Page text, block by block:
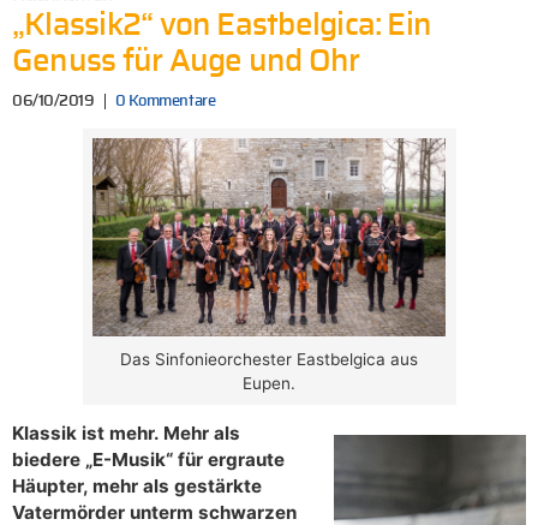
„Klassik2“ von Eastbelgica: Ein
Genuss für Auge und Ohr
06/10/2019 0 Kommentare
Das Sinfonieorchester Eastbelgica aus
Eupen.
Klassik ist mehr. Mehr als
biedere „E-Musik“ für ergraute
Häupter, mehr als gestärkte
Vatermörder unterm schwarzen